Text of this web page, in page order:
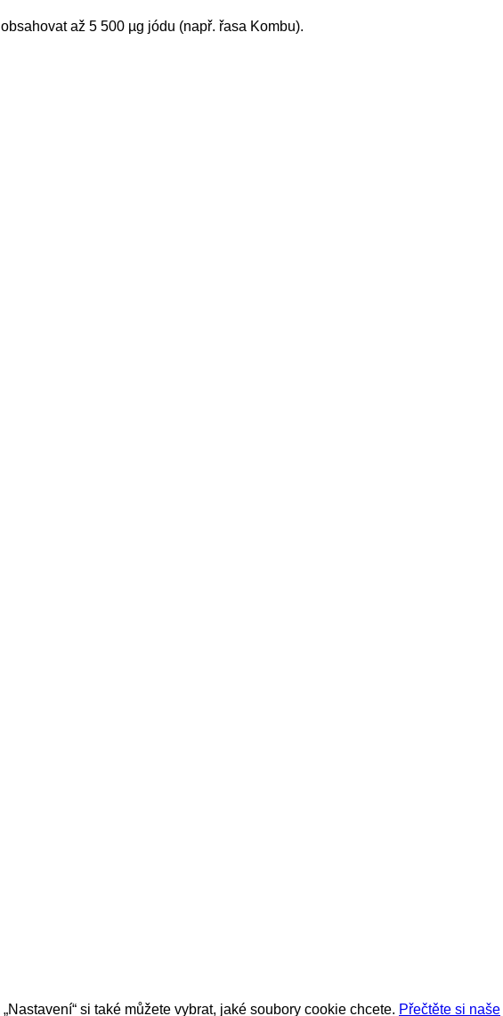
až 5 500 µg jódu (např. řasa Kombu).
si také můžete vybrat, jaké soubory cookie chcete. Přečtěte si naše